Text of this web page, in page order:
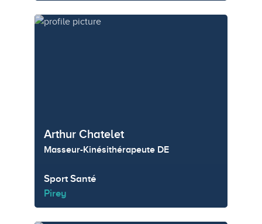
Arthur Chatelet
Masseur-Kinésithérapeute DE
Sport Santé
Pirey